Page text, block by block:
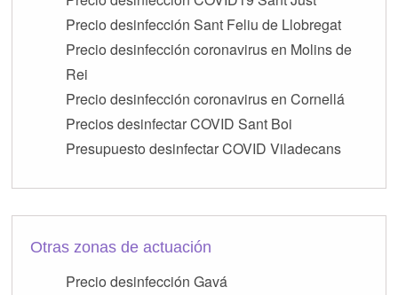
Precio desinfección Sant Feliu de Llobregat
Precio desinfección coronavirus en Molins de
Rei
Precio desinfección coronavirus en Cornellá
Precios desinfectar COVID Sant Boi
Presupuesto desinfectar COVID Viladecans
Otras zonas de actuación
Precio desinfección Gavá